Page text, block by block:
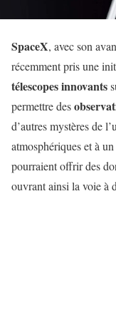
SpaceX, avec son
récemment pris une
télescopes innovants
permettre des
d’autres mystères de
atmosphériques et à
pourraient offrir des
ouvrant ainsi la voie à